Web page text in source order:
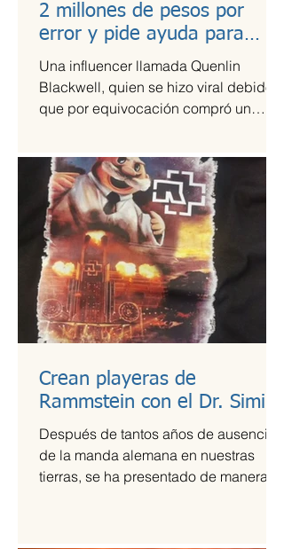
2 millones de pesos por
error y pide ayuda para
pagarlo
Una influencer llamada Quenlin
Blackwell, quien se hizo viral debido a
que por equivocación compró un
Crean playeras de
Rammstein con el Dr. Simi
Después de tantos años de ausencia
de la manda alemana en nuestras
tierras, se ha presentado de manera